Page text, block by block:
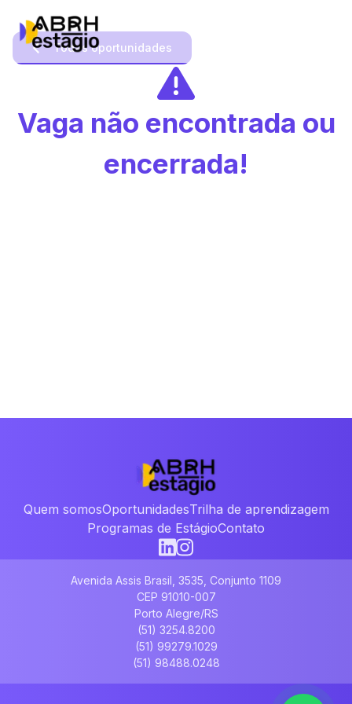
Todas oportunidades
Vaga não encontrada ou
encerrada!
Quem somosOportunidadesTrilha de aprendizagem
Programas de EstágioContato
Avenida Assis Brasil, 3535, Conjunto 1109
CEP 91010-007
Porto Alegre/RS
(51) 3254.8200
(51) 99279.1029
(51) 98488.0248